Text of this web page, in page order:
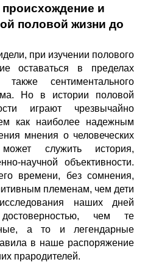
происхождение и
половой жизни до
при изучении полового
оставаться в пределах
также сентиментального
Но в истории половой
играют чрезвычайно
как наиболее надежным
мнения о человеческих
служить история,
научной объективности.
времени, без сомнения,
племенам, чем дети
наших дней
чем те
а то и легендарные
в наше распоряжение
прародителей.